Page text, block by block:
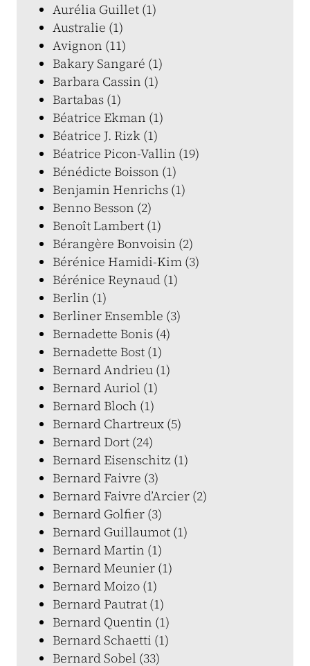
Aurélia Guillet (1)
Australie (1)
Avignon (11)
Bakary Sangaré (1)
Barbara Cassin (1)
Bartabas (1)
Béatrice Ekman (1)
Béatrice J. Rizk (1)
Béatrice Picon-Vallin (19)
Bénédicte Boisson (1)
Benjamin Henrichs (1)
Benno Besson (2)
Benoît Lambert (1)
Bérangère Bonvoisin (2)
Bérénice Hamidi-Kim (3)
Bérénice Reynaud (1)
Berlin (1)
Berliner Ensemble (3)
Bernadette Bonis (4)
Bernadette Bost (1)
Bernard Andrieu (1)
Bernard Auriol (1)
Bernard Bloch (1)
Bernard Chartreux (5)
Bernard Dort (24)
Bernard Eisenschitz (1)
Bernard Faivre (3)
Bernard Faivre d’Arcier (2)
Bernard Golfier (3)
Bernard Guillaumot (1)
Bernard Martin (1)
Bernard Meunier (1)
Bernard Moizo (1)
Bernard Pautrat (1)
Bernard Quentin (1)
Bernard Schaetti (1)
Bernard Sobel (33)